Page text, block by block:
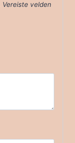
Vereiste velden